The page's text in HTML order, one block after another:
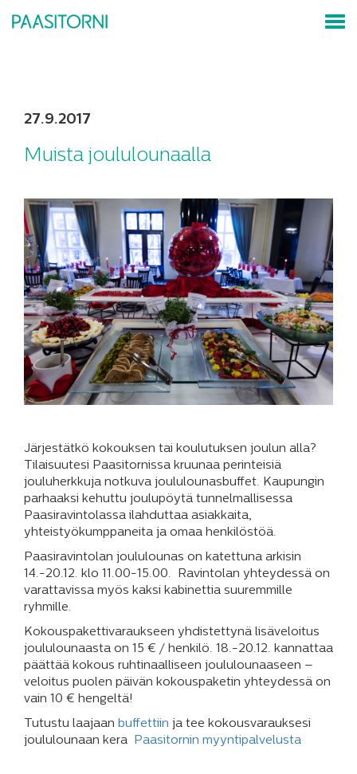
27.9.2017
Muista joululounaalla
Järjestätkö kokouksen tai koulutuksen joulun alla?
Tilaisuutesi Paasitornissa kruunaa perinteisiä
jouluherkkuja notkuva joululounasbuffet. Kaupungin
parhaaksi kehuttu joulupöytä tunnelmallisessa
Paasiravintolassa ilahduttaa asiakkaita,
yhteistyökumppaneita ja omaa henkilöstöä.
Paasiravintolan joululounas on katettuna arkisin
14.-20.12. klo 11.00-15.00. Ravintolan yhteydessä on
varattavissa myös kaksi kabinettia suuremmille
ryhmille.
Kokouspakettivaraukseen yhdistettynä lisäveloitus
joululounaasta on 15 € / henkilö. 18.-20.12. kannattaa
päättää kokous ruhtinaalliseen joululounaaseen –
veloitus puolen päivän kokouspaketin yhteydessä on
vain 10 € hengeltä!
Tutustu laajaan buffettiin ja tee kokousvarauksesi
joululounaan kera
Paasitornin myyntipalvelusta